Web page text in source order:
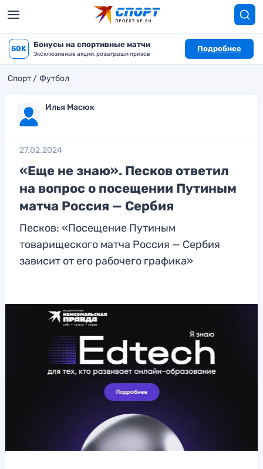
50K Бонусы на спортивные матчи
Эксклюзивные акции, розыгрыши призов
Подробнее
Спорт Футбол
Илья Масюк
27.02.2024
«Еще не знаю». Песков ответил
на вопрос о посещении Путиным
матча Россия — Сербия
Песков: «Посещение Путиным
товарищеского матча Россия — Сербия
зависит от его рабочего графика»